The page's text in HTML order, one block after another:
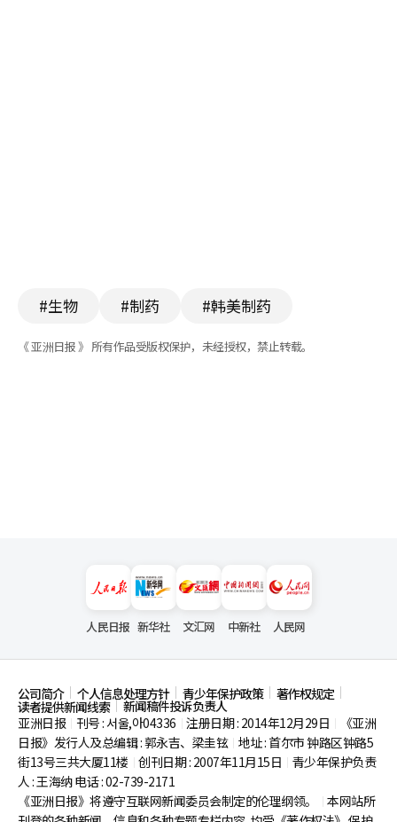
#生物 #制药 #韩美制药
《 亚洲日报 》 所有作品受版权保护，未经授权，禁止转载。
人民日报 新华社 文汇网 中新社 人民网
公司简介 个人信息处理方针 青少年保护政策 著作权规定
读者提供新闻线索
新闻稿件投诉负责人
亚洲日报
刊号 : 서울,아04336 注册日期 : 2014年12月29日
《亚洲
日报》发行人及总编辑 : 郭永吉、梁圭铉 地址 : 首尔市钟路区钟路5
街13号三共大厦11楼 创刊日期 : 2007年11月15日
青少年保护负责
人 : 王海纳 电话 : 02-739-2171
《亚洲日报》将遵守互联网新闻委员会制定的伦理纲领。
本网站所